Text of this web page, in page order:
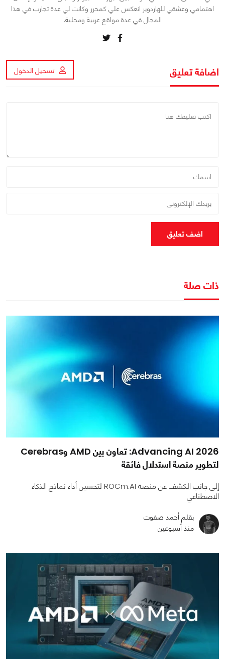
اهتمامي وعشقي للهاردوير انعكس علي كمحرر وكانت لي عدة تجارب في هذا
المجال في عدة مواقع عربية ومحلية.
اضافة تعليق تسجيل الدخول
اضف تعليق
ذات صلة
Advancing AI 2026: تعاون بين AMD وCerebras
لتطوير منصة استدلال فائقة
إلى جانب الكشف عن منصة ROCm.AI لتحسين أداء نماذج الذكاء
الاصطناعي
بقلم أحمد صفوت
منذ أسبوعين